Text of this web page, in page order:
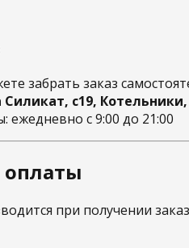
забрать заказ
с19,
ежедневно с 9:00 до 21:00
при получении